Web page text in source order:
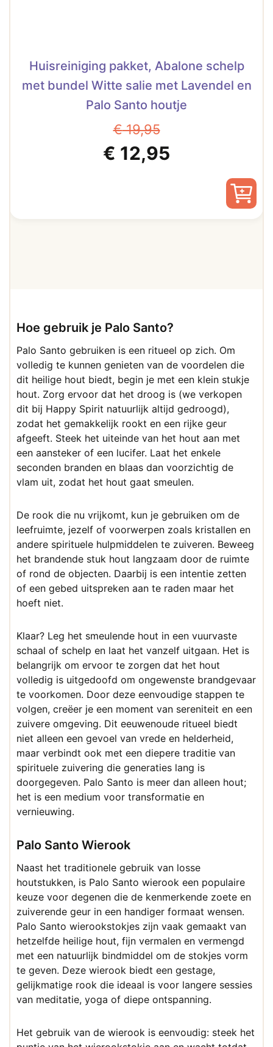
Huisreiniging pakket, Abalone schelp
met bundel Witte salie met Lavendel en
Palo Santo houtje
€19,95
Oorspronkelijke
€ 12,95
Hoe gebruik je Palo Santo?
Palo Santo gebruiken is een ritueel op zich. Om
volledig te kunnen genieten van de voordelen die
dit heilige hout biedt, begin je met een klein stukje
hout. Zorg ervoor dat het droog is (we verkopen
dit bij Happy Spirit natuurlijk altijd gedroogd),
zodat het gemakkelijk rookt en een rijke geur
afgeeft. Steek het uiteinde van het hout aan met
een aansteker of een lucifer. Laat het enkele
seconden branden en blaas dan voorzichtig de
vlam uit, zodat het hout gaat smeulen.
De rook die nu vrijkomt, kun je gebruiken om de
leefruimte, jezelf of voorwerpen zoals kristallen en
andere spirituele hulpmiddelen te zuiveren. Beweeg
het brandende stuk hout langzaam door de ruimte
of rond de objecten. Daarbij is een intentie zetten
of een gebed uitspreken aan te raden maar het
hoeft niet.
Klaar? Leg het smeulende hout in een vuurvaste
schaal of schelp en laat het vanzelf uitgaan. Het is
belangrijk om ervoor te zorgen dat het hout
volledig is uitgedoofd om ongewenste brandgevaar
te voorkomen. Door deze eenvoudige stappen te
volgen, creëer je een moment van sereniteit en een
zuivere omgeving. Dit eeuwenoude ritueel biedt
niet alleen een gevoel van vrede en helderheid,
maar verbindt ook met een diepere traditie van
spirituele zuivering die generaties lang is
doorgegeven. Palo Santo is meer dan alleen hout;
het is een medium voor transformatie en
vernieuwing.
Palo Santo Wierook
Naast het traditionele gebruik van losse
houtstukken, is Palo Santo wierook een populaire
keuze voor degenen die de kenmerkende zoete en
zuiverende geur in een handiger formaat wensen.
Palo Santo wierookstokjes zijn vaak gemaakt van
hetzelfde heilige hout, fijn vermalen en vermengd
met een natuurlijk bindmiddel om de stokjes vorm
te geven. Deze wierook biedt een gestage,
gelijkmatige rook die ideaal is voor langere sessies
van meditatie, yoga of diepe ontspanning.
Het gebruik van de wierook is eenvoudig: steek het